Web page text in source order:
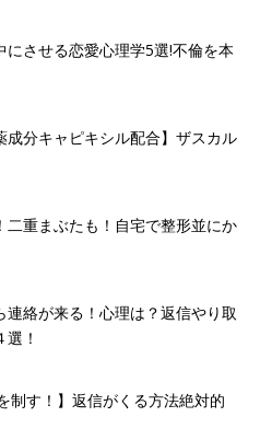
にさせる恋愛心理学5選!不倫を本
成分キャピキシル配合】ザスカル
二重まぶたも！自宅で整形並にか
連絡が来る！心理は？返信やり取
！
制す！】返信がくる方法絶対的